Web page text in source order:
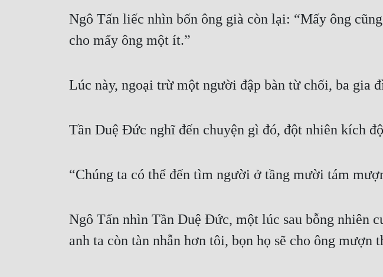
Ngô Tấn liếc nhìn bốn ông già còn lại: “Mấy ông
cho mấy ông một ít.”
Lúc này, ngoại trừ một người đập bàn từ chối, ba gia
Tần Duệ Đức nghĩ đến chuyện gì đó, đột nhiên kích
“Chúng ta có thể đến tìm người ở tầng mười tám
Ngô Tấn nhìn Tần Duệ Đức, một lúc sau bỗng nhiên
anh ta còn tàn nhẫn hơn tôi, bọn họ sẽ cho ông mượn